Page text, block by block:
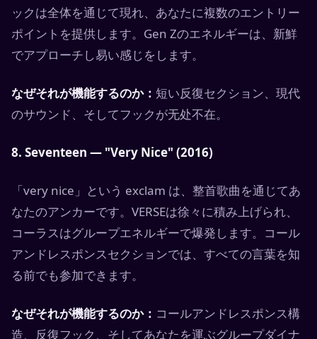
ックは全体を通じて現れ、あなたに複数のエントリー
ポイントを提供します。Gen Zのエネルギーは、新鮮
でアプローチし易い感じをします。
なぜそれが機能するのか： 短い反復セクション、現代
のサウンド、そしてフックが无处不在。
8. Seventeen — "Very Nice" (2016)
「very nice」という exclam は、整首歌曲を通じてあ
なたのアンカーです。VERSEは徐々に積み上げられ、
コーラスはグループエネルギーで爆発します。コール
アンドレスポンスセクションでは、すべての言葉を知
る前でも参加できます。
なぜそれが機能するのか： コールアンドレスポンス構
造、反復フック、そしてあなたを運ぶグループダイナ